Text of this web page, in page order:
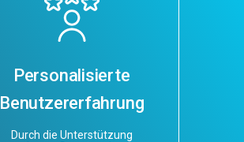
Personalisierte
Benutzererfahrung
Durch die Unterstützung